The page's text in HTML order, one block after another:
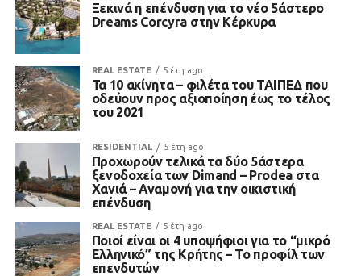
Ξεκινά η επένδυση για το νέο 5άστερο
Dreams Corcyra στην Κέρκυρα
REAL ESTATE 5 έτη ago
Τα 10 ακίνητα – φιλέτα του ΤΑΙΠΕΔ που
οδεύουν προς αξιοποίηση έως το τέλος
του 2021
RESIDENTIAL 5 έτη ago
Προχωρούν τελικά τα δύο 5άστερα
ξενοδοχεία των Dimand – Prodea στα
Χανιά – Αναμονή για την οικιστική
επένδυση
REAL ESTATE 5 έτη ago
Ποιοί είναι οι 4 υποψήφιοι για το “μικρό
Ελληνικό” της Κρήτης – Το προφίλ των
επενδυτών